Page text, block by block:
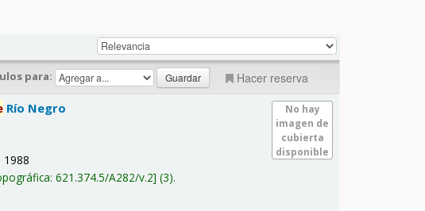
para: Hacer reserva
No hay
imagen de
cubierta
disponible
Río Negro
1988
621.374.5/A282/v.2 (3).